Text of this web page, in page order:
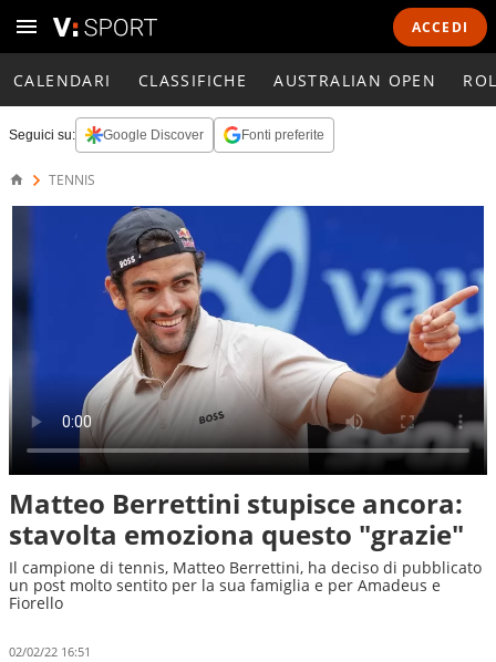
ACCEDI
CALENDARI CLASSIFICHE AUSTRALIAN OPEN
Seguici su: Google Discover Fonti preferite
TENNIS
Matteo Berrettini stupisce ancora:
stavolta emoziona questo "grazie"
Il campione di tennis, Matteo Berrettini, ha deciso di pubblicato
un post molto sentito per la sua famiglia e per Amadeus e
Fiorello
02/02/22 16:51